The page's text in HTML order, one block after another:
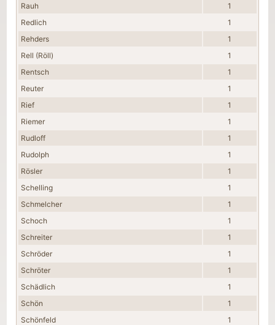
Rauh
1
Redlich
1
Rehders
1
Rell (Röll)
1
Rentsch
1
Reuter
1
Rief
1
Riemer
1
Rudloff
1
Rudolph
1
Rösler
1
Schelling
1
Schmelcher
1
Schoch
1
Schreiter
1
Schröder
1
Schröter
1
Schädlich
1
Schön
1
Schönfeld
1